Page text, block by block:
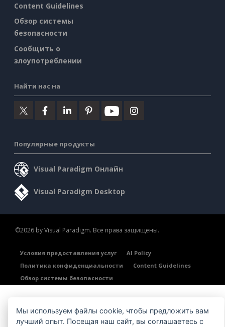
Content Guidelines
Обзор системы
безопасности
Сообщить о
злоупотреблении
Найти нас на
Популярные продукты
Visual Paradigm Онлайн
Visual Paradigm Desktop
©2026 by Visual Paradigm. Все права защищены.
Условия предоставления услуг
AI Policy
Политика конфиденциальности
Content Guidelines
Обзор системы безопасности
Мы используем файлы cookie, чтобы предложить вам
лучший опыт. Посещая наш сайт, вы соглашаетесь с